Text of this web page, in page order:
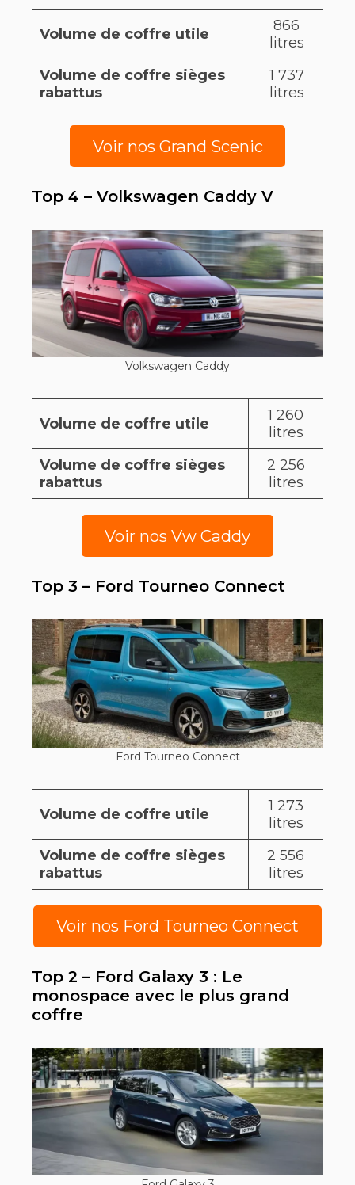
Volume de coffre utile
866
litres
Volume de coffre sièges
rabattus
1 737
litres
Voir nos Grand Scenic
Top 4 – Volkswagen Caddy V
Volkswagen Caddy
Volume de coffre utile
1 260
litres
Volume de coffre sièges
rabattus
2 256
litres
Voir nos Vw Caddy
Top 3 – Ford Tourneo Connect
Ford Tourneo Connect
Volume de coffre utile
1 273
litres
Volume de coffre sièges
rabattus
2 556
litres
Voir nos Ford Tourneo Connect
Top 2 – Ford Galaxy 3 : Le
monospace avec le plus grand
coffre